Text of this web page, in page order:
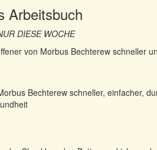
Arbeitsbuch
DIESE WOCHE
von Morbus Bechterew
Bechterew schneller, einfacher,